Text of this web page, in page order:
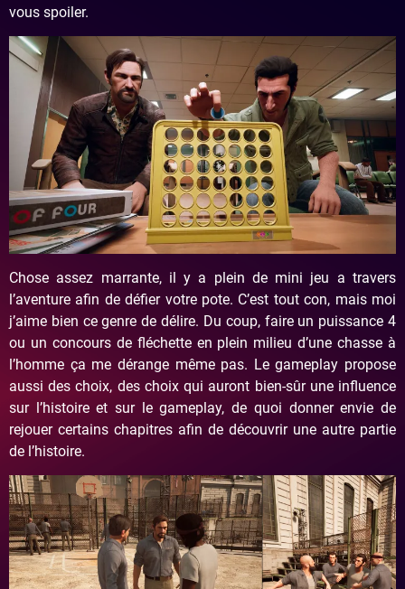
vous spoiler.
Chose assez marrante, il y a plein de mini jeu a travers
l’aventure afin de défier votre pote. C’est tout con, mais moi
j’aime bien ce genre de délire. Du coup, faire un puissance 4
ou un concours de fléchette en plein milieu d’une chasse à
l’homme ça me dérange même pas. Le gameplay propose
aussi des choix, des choix qui auront bien-sûr une influence
sur l’histoire et sur le gameplay, de quoi donner envie de
rejouer certains chapitres afin de découvrir une autre partie
de l’histoire.